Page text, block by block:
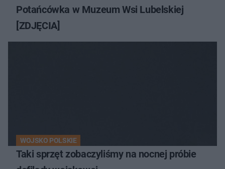
Potańcówka w Muzeum Wsi Lubelskiej
[ZDJĘCIA]
WOJSKO POLSKIE
Taki sprzęt zobaczyliśmy na nocnej próbie